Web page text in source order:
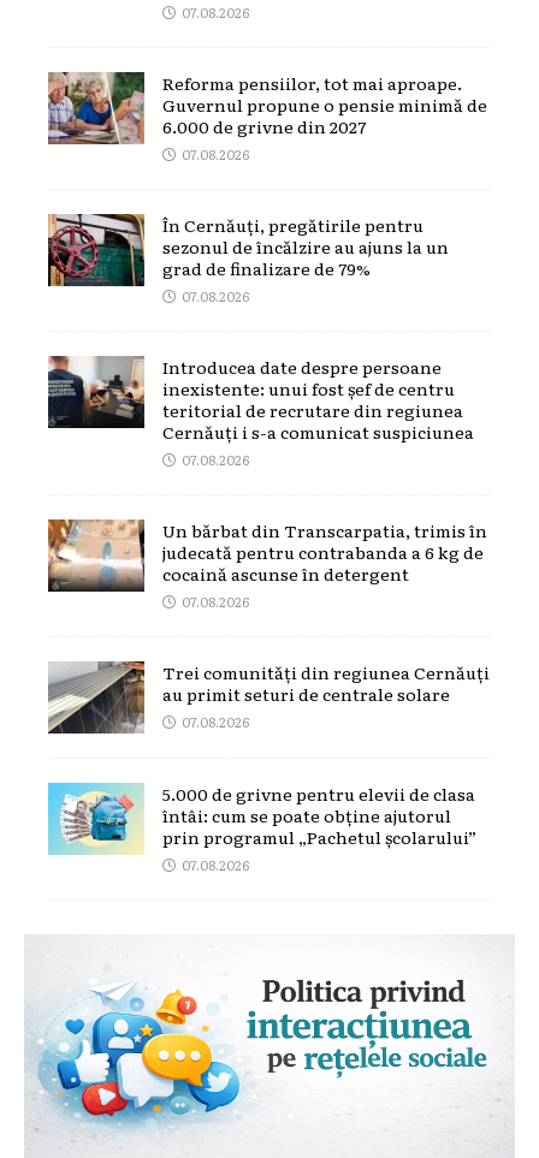
07.08.2026
Reforma pensiilor, tot mai aproape.
Guvernul propune o pensie minimă de
6.000 de grivne din 2027
07.08.2026
În Cernăuți, pregătirile pentru
sezonul de încălzire au ajuns la un
grad de finalizare de 79%
07.08.2026
Introducea date despre persoane
inexistente: unui fost șef de centru
teritorial de recrutare din regiunea
Cernăuți i s-a comunicat suspiciunea
07.08.2026
Un bărbat din Transcarpatia, trimis în
judecată pentru contrabanda a 6 kg de
cocaină ascunse în detergent
07.08.2026
Trei comunități din regiunea Cernăuți
au primit seturi de centrale solare
07.08.2026
5.000 de grivne pentru elevii de clasa
întâi: cum se poate obține ajutorul
prin programul „Pachetul școlarului”
07.08.2026